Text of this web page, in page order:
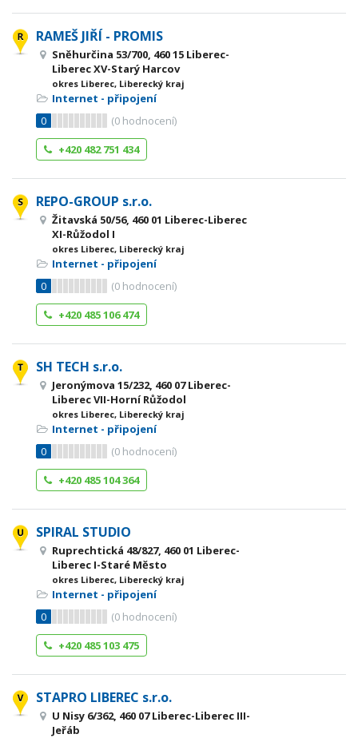
RAMEŠ JIŘÍ - PROMIS
Sněhurčina 53/700, 460 15 Liberec-
Liberec XV-Starý Harcov
okres Liberec, Liberecký kraj
Internet - připojení
0
(0 hodnocení)
+420 482 751 434
REPO-GROUP s.r.o.
Žitavská 50/56, 460 01 Liberec-Liberec
XI-Růžodol I
okres Liberec, Liberecký kraj
Internet - připojení
0
(0 hodnocení)
+420 485 106 474
SH TECH s.r.o.
Jeronýmova 15/232, 460 07 Liberec-
Liberec VII-Horní Růžodol
okres Liberec, Liberecký kraj
Internet - připojení
0
(0 hodnocení)
+420 485 104 364
SPIRAL STUDIO
Ruprechtická 48/827, 460 01 Liberec-
Liberec I-Staré Město
okres Liberec, Liberecký kraj
Internet - připojení
0
(0 hodnocení)
+420 485 103 475
STAPRO LIBEREC s.r.o.
U Nisy 6/362, 460 07 Liberec-Liberec III-
Jeřáb